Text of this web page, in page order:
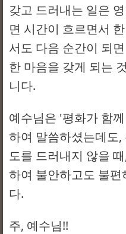
갖고 드러내는 일은
면 시간이 흐르면서
서도 다음 순간이 되
한 마음을 갖게 되는
니다.
예수님은 '평화가 함
하여 말씀하셨는데도
도를 드러내지 않을
하여 불안하고도 불
다.
주, 예수님!!